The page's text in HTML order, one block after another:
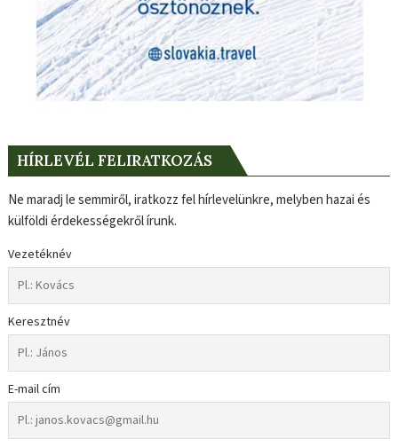
HÍRLEVÉL FELIRATKOZÁS
Ne maradj le semmiről, iratkozz fel hírlevelünkre, melyben hazai és
külföldi érdekességekről írunk.
Vezetéknév
Keresztnév
E-mail cím